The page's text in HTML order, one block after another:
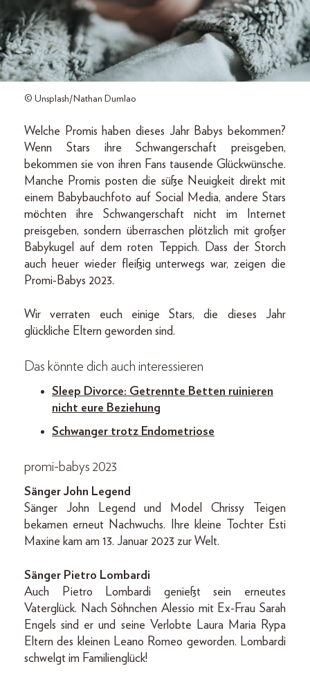
© Unsplash/Nathan Dumlao
Welche Promis haben dieses Jahr Babys bekommen?
Wenn Stars ihre Schwangerschaft preisgeben,
bekommen sie von ihren Fans tausende Glückwünsche.
Manche Promis posten die süße Neuigkeit direkt mit
einem Babybauchfoto auf Social Media, andere Stars
möchten ihre Schwangerschaft nicht im Internet
preisgeben, sondern überraschen plötzlich mit großer
Babykugel auf dem roten Teppich. Dass der Storch
auch heuer wieder fleißig unterwegs war, zeigen die
Promi-Babys 2023.
Wir verraten euch einige Stars, die dieses Jahr
glückliche Eltern geworden sind.
Das könnte dich auch interessieren
Sleep Divorce: Getrennte Betten ruinieren
nicht eure Beziehung
Schwanger trotz Endometriose
promi-babys 2023
Sänger John Legend
Sänger John Legend und Model Chrissy Teigen
bekamen erneut Nachwuchs. Ihre kleine Tochter Esti
Maxine kam am 13. Januar 2023 zur Welt.
Sänger Pietro Lombardi
Auch Pietro Lombardi genießt sein erneutes
Vaterglück. Nach Söhnchen Alessio mit Ex-Frau Sarah
Engels sind er und seine Verlobte Laura Maria Rypa
Eltern des kleinen Leano Romeo geworden. Lombardi
schwelgt im Familienglück!